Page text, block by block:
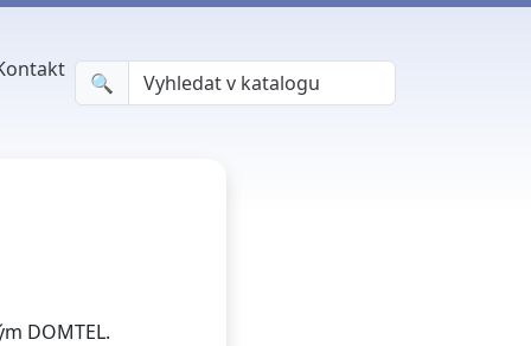
🔍︎
DOMTEL.